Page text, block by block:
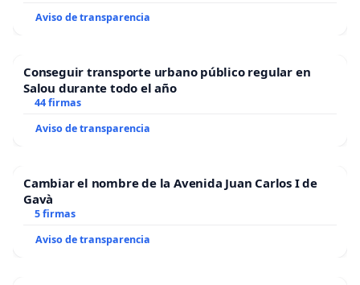
Aviso de transparencia
Conseguir transporte urbano público regular en
Salou durante todo el año
44 firmas
Aviso de transparencia
Cambiar el nombre de la Avenida Juan Carlos I de
Gavà
5 firmas
Aviso de transparencia